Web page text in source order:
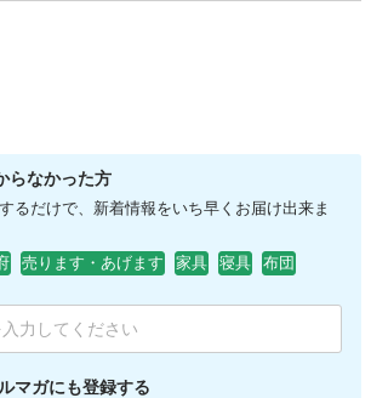
らなかった方
るだけで、新着情報をいち早くお届け出来ま
売ります・あげます 家具 寝具 布団
マガにも登録する